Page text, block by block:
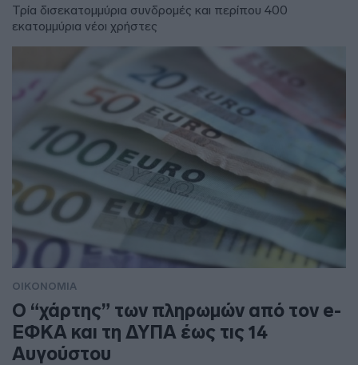
Τρία δισεκατομμύρια συνδρομές και περίπου 400
εκατομμύρια νέοι χρήστες
ΟΙΚΟΝΟΜΙΑ
Ο “χάρτης” των πληρωμών από τον e-
ΕΦΚΑ και τη ΔΥΠΑ έως τις 14
Αυγούστου